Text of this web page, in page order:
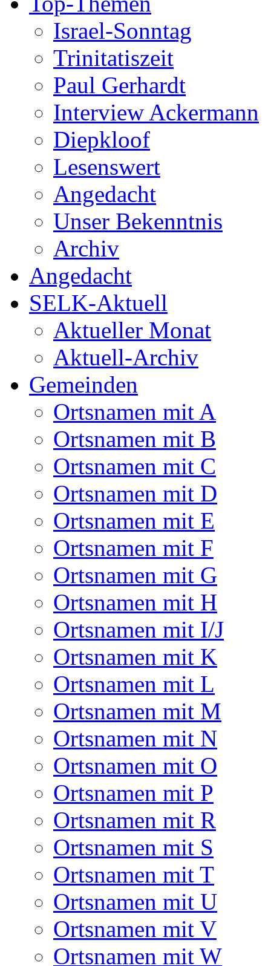
Israel-Sonntag
Trinitatiszeit
Paul Gerhardt
Interview Ackermann
Diepkloof
Lesenswert
Angedacht
Unser Bekenntnis
Archiv
Angedacht
SELK-Aktuell
Aktueller Monat
Aktuell-Archiv
Gemeinden
Ortsnamen mit A
Ortsnamen mit B
Ortsnamen mit C
Ortsnamen mit D
Ortsnamen mit E
Ortsnamen mit F
Ortsnamen mit G
Ortsnamen mit H
Ortsnamen mit I/J
Ortsnamen mit K
Ortsnamen mit L
Ortsnamen mit M
Ortsnamen mit N
Ortsnamen mit O
Ortsnamen mit P
Ortsnamen mit R
Ortsnamen mit S
Ortsnamen mit T
Ortsnamen mit U
Ortsnamen mit V
Ortsnamen mit W